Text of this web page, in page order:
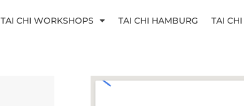
TAI CHI WORKSHOPS TAI CHI HAMBURG TAI